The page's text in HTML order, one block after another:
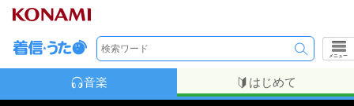
メニュー
音楽 はじめて